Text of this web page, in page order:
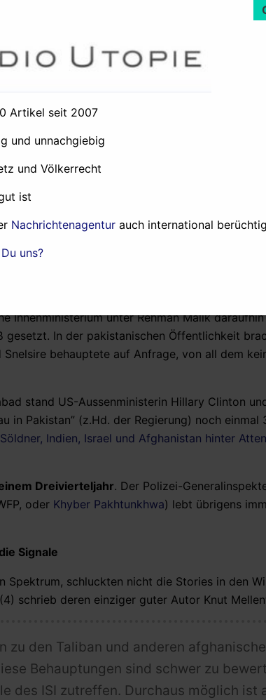
der
, Malik
der Polizei-Chef, dass Spione aus Indien,
waren. Und nicht nur das: der regionale Polizei-
Truppen des US-Söldnerkonzerns DynCorp in
Ahmad Qureshi letzten September 87
Tasneem Ahmad Qureshi,
Raza Gilani die Genehmigung unterschrieben
ebenfalls arbeitet.
Polizeichef von Islamabad, Kaleem Imam,
auf freien Fuss gesetzt. Diese waren einen
schwer bewaffnet, mit Kameras
worden, weil sie sich verdächtig verhielten. Die
Durchsuchung ihrer Fahrzeuge zu
Innenministerium unter Rehman Malik
gesetzt. In der pakistanischen Öffentlichkeit
behauptete auf Anfrage, von all dem
stand US-Aussenministerin Hillary Clinton
in Pakistan” (z.Hd. der Regierung) noch einmal
Indien, Israel und Afghanistan hinter
Dreivierteljahr. Der Polizei-
oder Khyber Pakhtunkhwa) lebt übrigens
Signale
Spektrum, schluckten nicht die Stories in den
schrieb deren einziger guter Autor Knut
zu den Taliban und anderen
Behauptungen sind schwer zu
des ISI zutreffen. Durchaus möglich ist
Artikel seit 2007
und unnachgiebig
und Völkerrecht
ist
Nachrichtenagentur auch international
uns?